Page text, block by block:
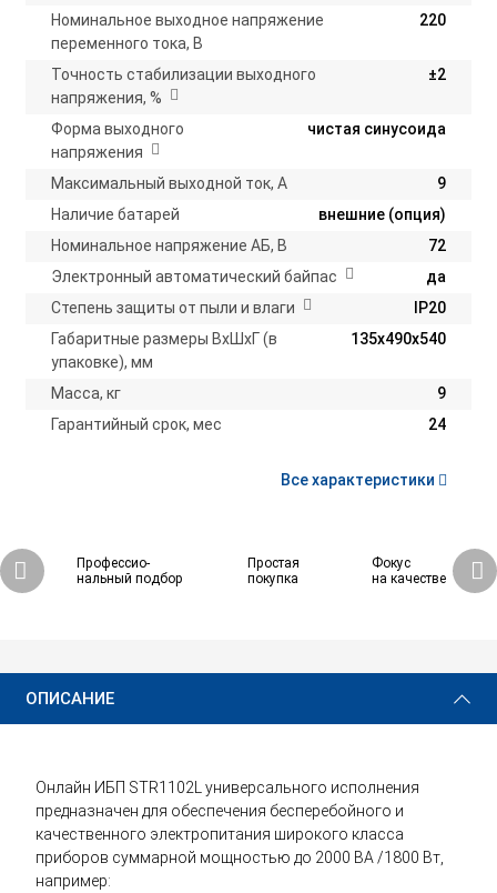
Номинальное выходное напряжение
переменного тока, В
220
Точность стабилизации выходного
напряжения, %
±2
Форма выходного
напряжения
чистая синусоида
Максимальный выходной ток, А
9
Наличие батарей
внешние (опция)
Номинальное напряжение АБ, В
72
Электронный автоматический байпас
да
Степень защиты от пыли и влаги
IP20
Габаритные размеры ВхШхГ (в
упаковке), мм
135х490х540
Масса, кг
9
Гарантийный срок, мес
24
Все характеристики
Профессио-
нальный подбор
Простая
покупка
Фокус
на качестве
63 830 ₽ Купить
ОПИСАНИЕ
Онлайн ИБП STR1102L универсального исполнения
предназначен для обеспечения бесперебойного и
качественного электропитания широкого класса
приборов суммарной мощностью до 2000 ВА /1800 Вт,
например: